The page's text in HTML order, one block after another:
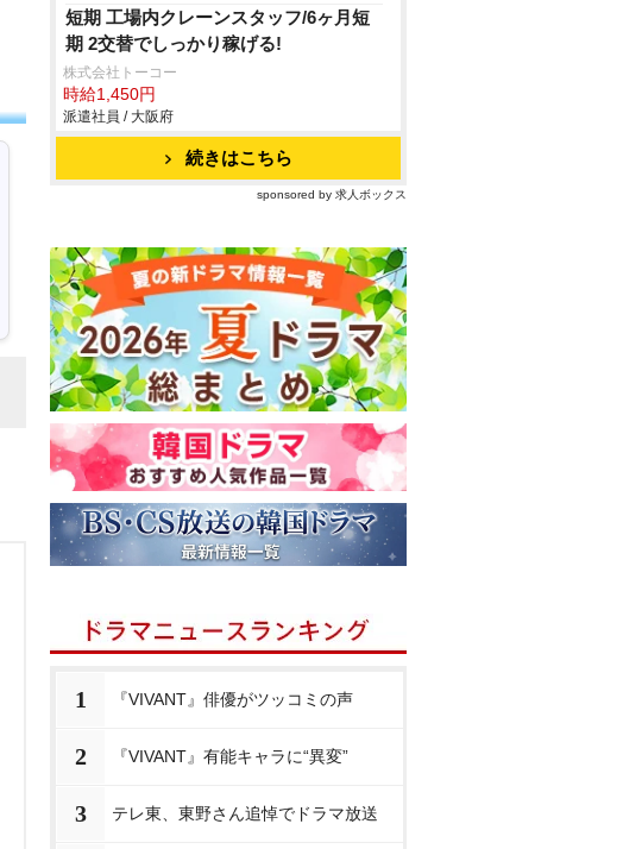
短期 工場内クレーンスタッフ/6ヶ月短
期 2交替でしっかり稼げる!
株式会社トーコー
時給1,450円
派遣社員 / 大阪府
続きはこちら
sponsored by 求人ボックス
1 『VIVANT』俳優がツッコミの声
2 『VIVANT』有能キャラに“異変”
3 テレ東、東野さん追悼でドラマ放送